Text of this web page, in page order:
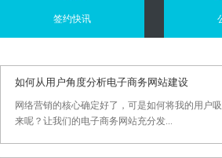
签约快讯
如何从用户角度分析电子商务网站建设
网络营销的核心确定好了，可是如何将我的用户
来呢？让我们的电子商务网站充分发...